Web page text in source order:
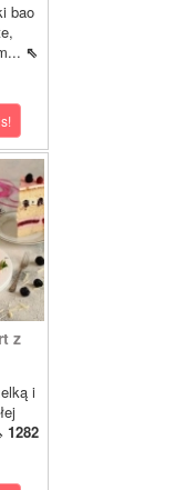
bao
⇖
z
i
1282